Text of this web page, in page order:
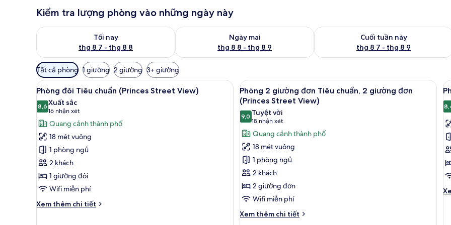
Kiểm tra lượng phòng vào những ngày này
Tối nay
thg 8 7 - thg 8 8
Kiểm tra lượng phòng tối nay từ thg 8 7 - thg 8 8
Ngày mai
thg 8 8 - thg 8 9
Kiểm tra lượng phòng ngày mai từ thg 8 8 - thg 8 9
Cuối tuần này
thg 8 7 - thg 8 9
Kiểm tra lượng phòng cuối tuần này
Bộ
lọc
có
thể
dùng
để
lọc
tìm
phòng
Tất cả phòng 1 giường 2 giường 3+ giường
Xem
tất
cả
ảnh
Phòng
đôi
Tiêu
chuẩn
(Princes
Street
View)
Phòng đôi Tiêu chuẩn (Princes Street View) | Bàn, bàn ủi/dụng cụ ủi quần áo, truy cập Internet không dây
7
Phòng đôi Tiêu chuẩn (Princes Street View)
8,68,6 trên 10
Xuất sắc
16 nhận xét
(16
nhận
xét)
Quang cảnh thành phố
18 mét vuông
1 phòng ngủ
2 khách
1 giường đôi
Wifi miễn phí
Xem thêm chi tiết
Chi
Xem
tất
cả
ảnh
Phòng
2
giường
đơn
Tiêu
chuẩn,
2
giường
Phòng 2 giường đơn Tiêu chuẩn, 2
7
Phòng 2 giường đơn Tiêu chuẩn, 2 giường đơn
(Princes Street View)
9,09,0 trên 10
Tuyệt vời
18 nhận xét
(18
nhận
xét)
Quang cảnh thành phố
18 mét vuông
1 phòng ngủ
2 khách
2 giường đơn
Wifi miễn phí
Xem thêm chi tiết
Chi